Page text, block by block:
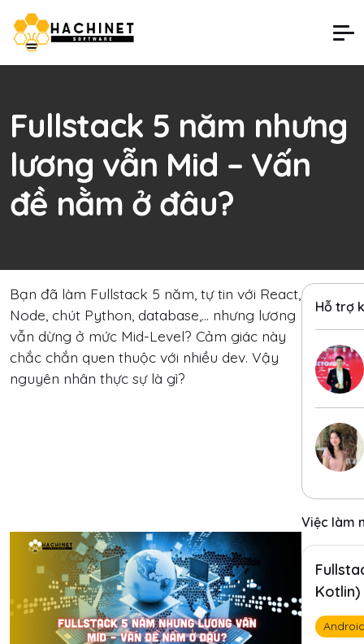
Fullstack 5 năm nhưng
lương vẫn Mid – Vấn
đề nằm ở đâu?
Bạn đã làm Fullstack 5 năm, tự tin với React,
Node, chút Python, database,… nhưng lương
vẫn dừng ở mức Mid-Level? Cảm giác này
chắc chắn quen thuộc với nhiều dev. Vậy
nguyên nhân thực sự là gì?
Hỗ trợ
Việc làm